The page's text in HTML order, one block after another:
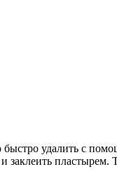
быстро удалить с
пластырем.